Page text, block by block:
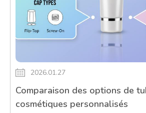
2026.01.27
Comparaison des options de
cosmétiques personnalisés